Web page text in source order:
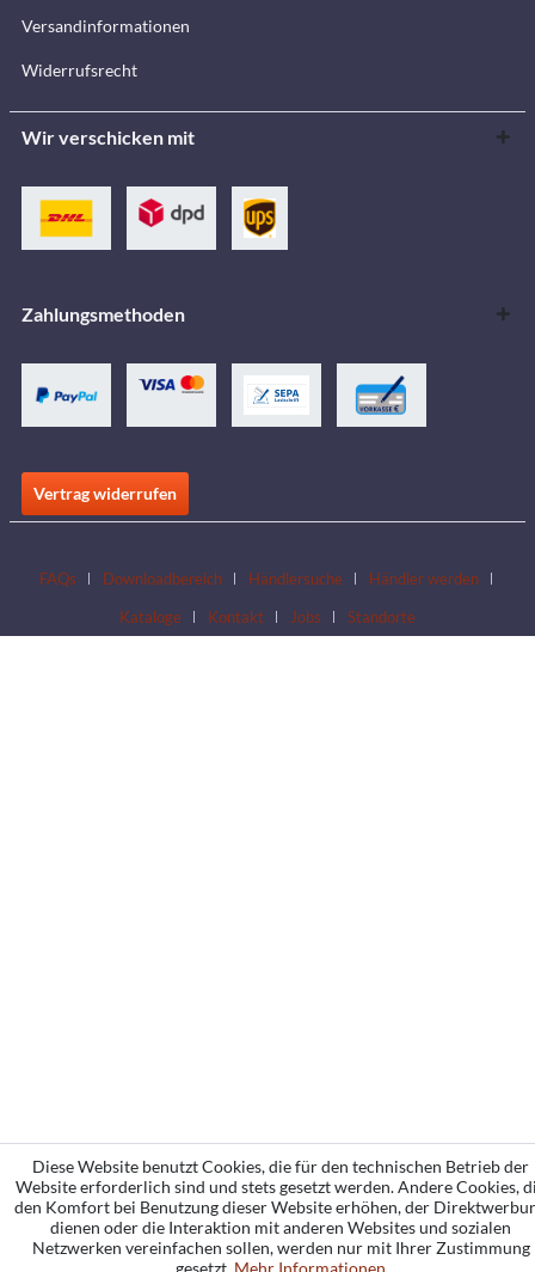
Versandinformationen
Widerrufsrecht
Wir verschicken mit
Zahlungsmethoden
Vertrag widerrufen
FAQs Downloadbereich Händlersuche
Händler werden
Kataloge
Kontakt Jobs Standorte
Diese Website benutzt Cookies, die für den technischen Betrieb der
Website erforderlich sind und stets gesetzt werden. Andere Cookies,
den Komfort bei Benutzung dieser Website erhöhen, der
dienen oder die Interaktion mit anderen Websites und sozialen
Netzwerken vereinfachen sollen, werden nur mit Ihrer Zustimmung
gesetzt. Mehr Informationen